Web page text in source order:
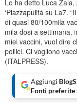
Lo ha detto Luca
‘Piazzapulità su La7.
di quasi 80/100mila
mila dosi a settimana,
miei vaccini, vuol dire
pollici. Ci vogliono
(ITALPRESS).
Aggiungi
Fonti preferite